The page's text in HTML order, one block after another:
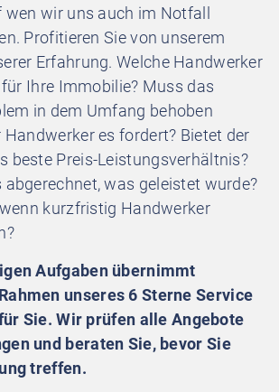
wir uns auch im Notfall
Profitieren Sie von unserem
Erfahrung. Welche Handwerker
Ihre Immobilie? Muss das
in dem Umfang behoben
Handwerker es fordert? Bietet der
beste Preis-Leistungsverhältnis?
abgerechnet, was geleistet wurde?
kurzfristig Handwerker
Aufgaben übernimmt
unseres 6 Sterne Service
Sie. Wir prüfen alle Angebote
und beraten Sie, bevor Sie
treffen.